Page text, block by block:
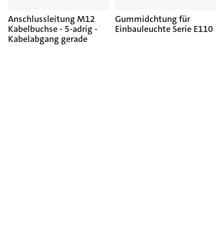
Anschlussleitung M12
Kabelbuchse - 5-adrig -
Kabelabgang gerade
Gummidchtung für
Einbauleuchte Serie E110